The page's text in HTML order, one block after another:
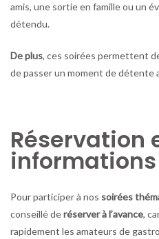
amis, une sortie en famille ou un
détendu.
De plus, ces soirées permettent
de passer un moment de détente
Réservation
Pour participer à nos soirées
conseillé deréserver à l’avance,
rapidement les amateurs de